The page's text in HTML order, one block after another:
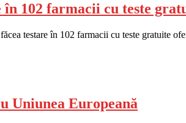
102 farmacii cu teste
testare în 102 farmacii cu teste gratuite
Uniunea Europeană